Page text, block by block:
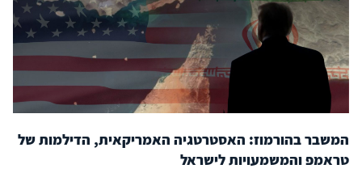
המשבר בהורמוז: האסטרטגיה האמריקאית, הדילמות של
טראמפ והמשמעויות לישראל